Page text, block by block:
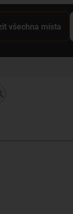
všechna místa